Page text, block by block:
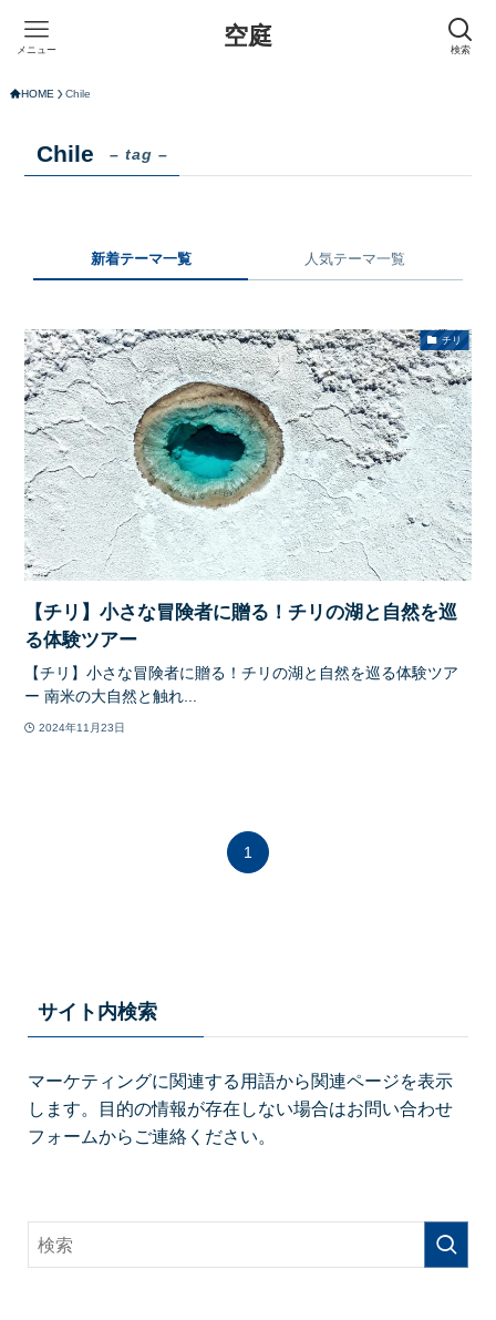
空庭 検索
メニュー
HOME Chile
Chile – tag –
新着テーマ一覧 人気テーマ一覧
チリ
【チリ】小さな冒険者に贈る！チリの湖と自然を巡
る体験ツアー
【チリ】小さな冒険者に贈る！チリの湖と自然を巡る体験ツア
ー 南米の大自然と触れ...
2024年11月23日
1
サイト内検索
マーケティングに関連する用語から関連ページを表示
します。目的の情報が存在しない場合はお問い合わせ
フォームからご連絡ください。